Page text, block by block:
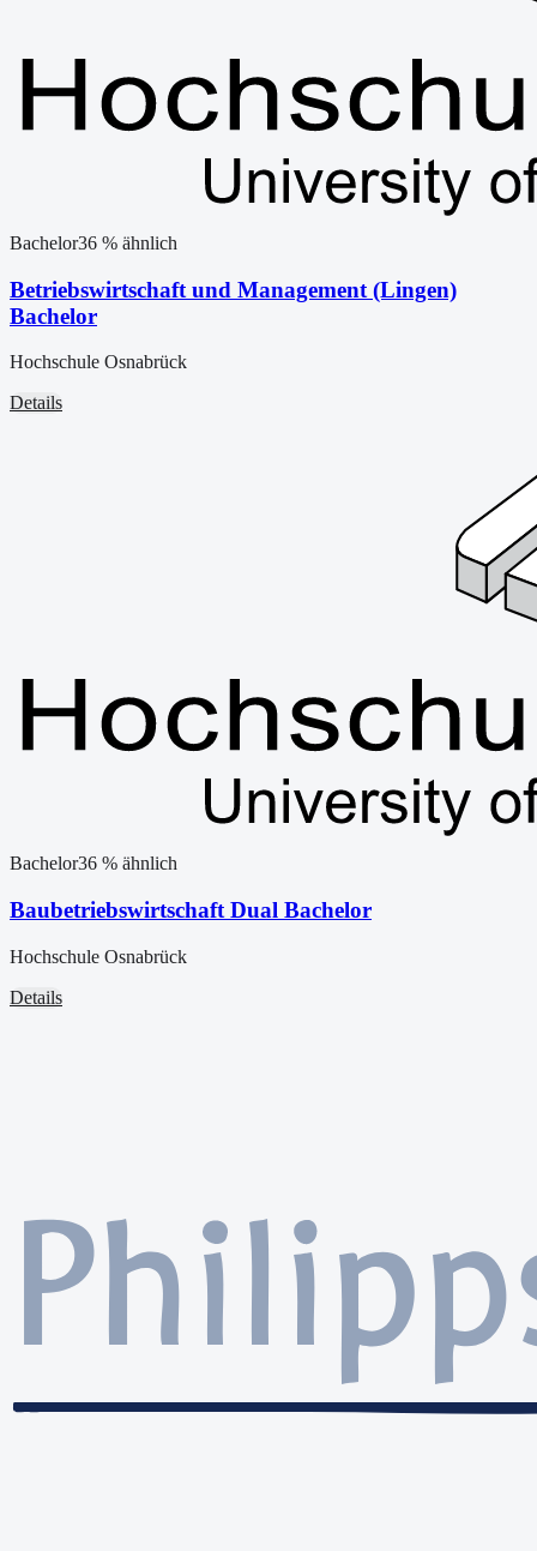
Bachelor36 % ähnlich
Betriebswirtschaft und Management (Lingen)
Bachelor
Hochschule Osnabrück
Details
Bachelor36 % ähnlich
Baubetriebswirtschaft Dual Bachelor
Hochschule Osnabrück
Details